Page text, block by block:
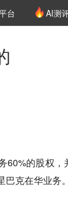
台 AI测
60%的股权，
巴克在华业务